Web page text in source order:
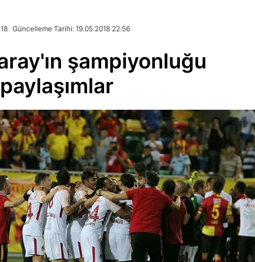
Güncelleme Tarihi: 19.05.2018 22:56
şampiyonluğu